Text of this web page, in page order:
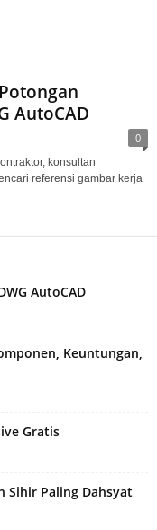
AutoCAD
0
konsultan
referensi gambar kerja
AutoCAD
Keuntungan,
Gratis
Sihir Paling Dahsyat